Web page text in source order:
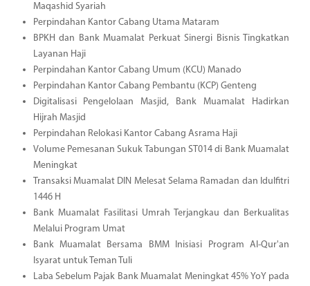
Maqashid Syariah
Perpindahan Kantor Cabang Utama Mataram
BPKH dan Bank Muamalat Perkuat Sinergi Bisnis Tingkatkan
Layanan Haji
Perpindahan Kantor Cabang Umum (KCU) Manado
Perpindahan Kantor Cabang Pembantu (KCP) Genteng
Digitalisasi Pengelolaan Masjid, Bank Muamalat Hadirkan
Hijrah Masjid
Perpindahan Relokasi Kantor Cabang Asrama Haji
Volume Pemesanan Sukuk Tabungan ST014 di Bank Muamalat
Meningkat
Transaksi Muamalat DIN Melesat Selama Ramadan dan Idulfitri
1446 H
Bank Muamalat Fasilitasi Umrah Terjangkau dan Berkualitas
Melalui Program Umat
Bank Muamalat Bersama BMM Inisiasi Program Al-Qur'an
Isyarat untuk Teman Tuli
Laba Sebelum Pajak Bank Muamalat Meningkat 45% YoY pada